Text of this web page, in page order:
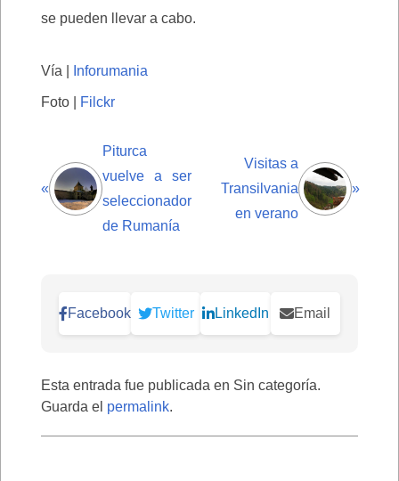
se pueden llevar a cabo.
Vía | Inforumania
Foto | Filckr
«
Piturca
vuelve a ser
seleccionador
de Rumanía
Visitas a
Transilvania
en verano
»
Facebook Twitter LinkedIn Email
Esta entrada fue publicada en Sin categoría.
Guarda el permalink.